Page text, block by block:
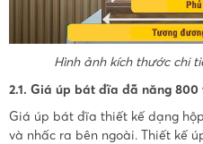
Hình ảnh kích thước chi
2.1. Giá úp bát đĩa đã năng 800
Giá úp bát đĩa thiết kế dạng
và nhấc ra bên ngoài. Thiết kế